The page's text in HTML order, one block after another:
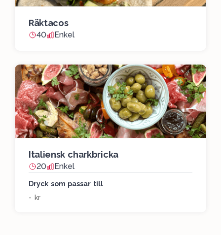
Räktacos
40 Enkel
Italiensk charkbricka
20 Enkel
Dryck som passar till
- kr